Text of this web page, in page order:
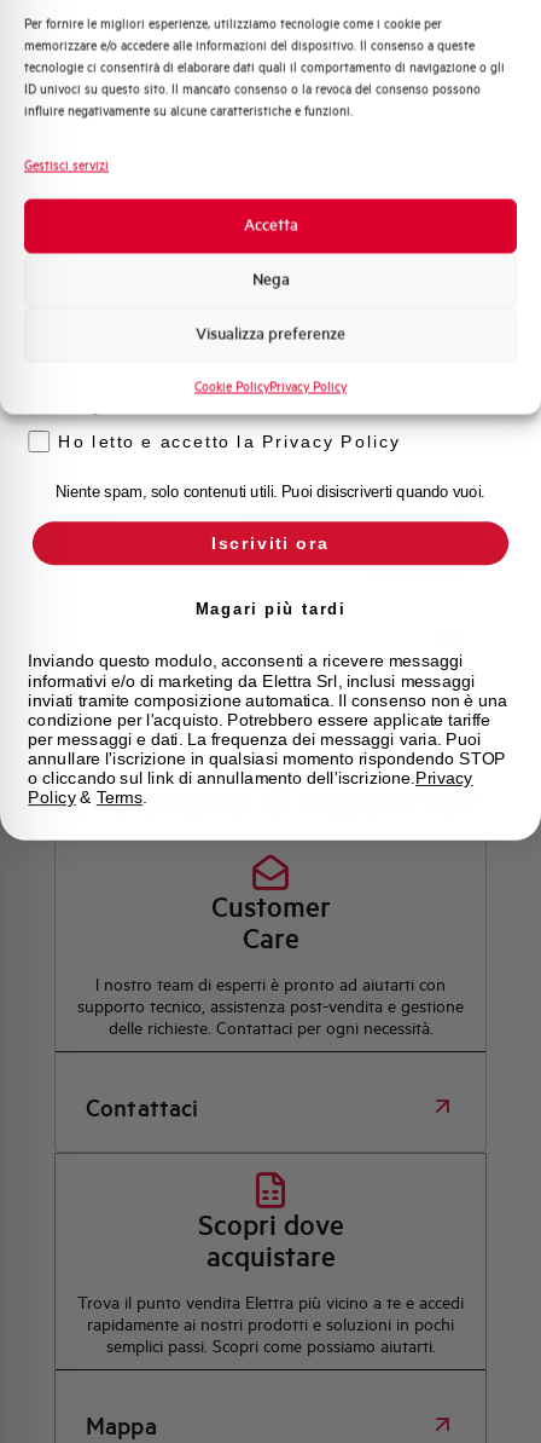
Per fornire le migliori esperienze, utilizziamo tecnologie come i cookie per
memorizzare e/o accedere alle informazioni del dispositivo. Il consenso a queste
tecnologie ci consentirà di elaborare dati quali il comportamento di navigazione o gli
ID univoci su questo sito. Il mancato consenso o la revoca del consenso possono
influire negativamente su alcune caratteristiche e funzioni.
Gestisci servizi
Accetta
Nega
Visualizza preferenze
Cookie PolicyPrivacy Policy
Capacità dei terminali 1…35 mm²
Adatto al sezionamento
Temperatura di impiego -25/+55 °C
Temperatura di riferimento (°C)
Classe di limitazione
Hai bisogno di supporto?
Customer
Care
l nostro team di esperti è pronto ad aiutarti con
supporto tecnico, assistenza post-vendita e gestione
delle richieste. Contattaci per ogni necessità.
Contattaci
Scopri dove
acquistare
Trova il punto vendita Elettra più vicino a te e accedi
rapidamente ai nostri prodotti e soluzioni in pochi
semplici passi. Scopri come possiamo aiutarti.
Mappa
Quali argomenti ti interessano di più?
Distribuzione di Energia
Automazione Industriale
Sistema Quadri
Promozioni e offerte
Formazione tecnica
Voglio ricevere aggiornamenti, novità di
Ho letto e accetto la Privacy Policy
Niente spam, solo contenuti utili. Puoi disiscriverti quando vuoi.
Iscriviti ora
Magari più tardi
Inviando questo modulo, acconsenti a ricevere messaggi
informativi e/o di marketing da Elettra Srl, inclusi messaggi
inviati tramite composizione automatica. Il consenso non è una
condizione per l'acquisto. Potrebbero essere applicate tariffe
per messaggi e dati. La frequenza dei messaggi varia. Puoi
annullare l'iscrizione in qualsiasi momento rispondendo STOP
o cliccando sul link di annullamento dell'iscrizione. Privacy
Policy& Terms